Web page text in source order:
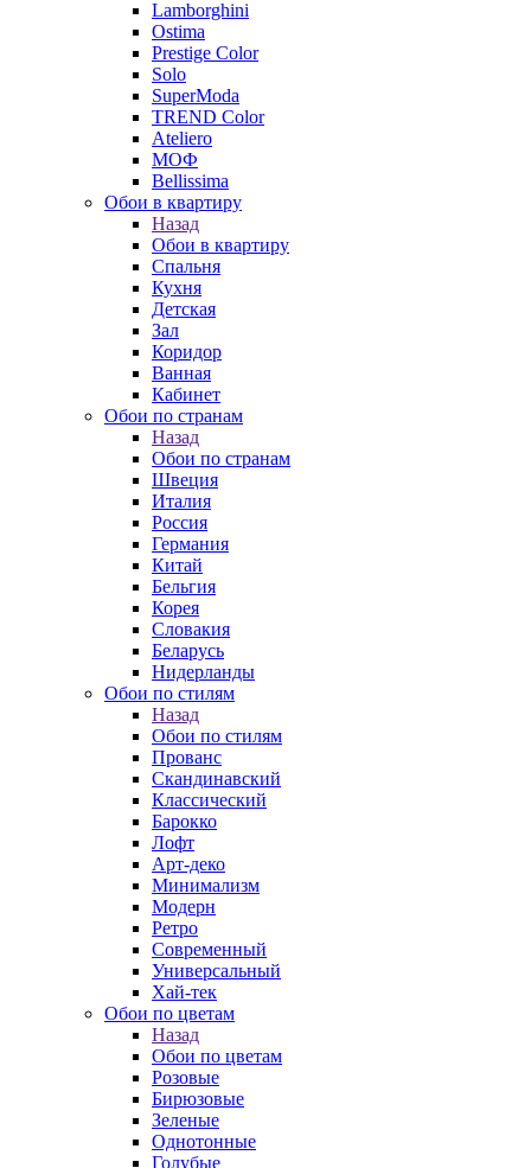
Lamborghini
Ostima
Prestige Color
Solo
SuperModa
TREND Color
Ateliero
МОФ
Bellissima
Обои в квартиру
Назад
Обои в квартиру
Спальня
Кухня
Детская
Зал
Коридор
Ванная
Кабинет
Обои по странам
Назад
Обои по странам
Швеция
Италия
Россия
Германия
Китай
Бельгия
Корея
Словакия
Беларусь
Нидерланды
Обои по стилям
Назад
Обои по стилям
Прованс
Скандинавский
Классический
Барокко
Лофт
Арт-деко
Минимализм
Модерн
Ретро
Современный
Универсальный
Хай-тек
Обои по цветам
Назад
Обои по цветам
Розовые
Бирюзовые
Зеленые
Однотонные
Голубые